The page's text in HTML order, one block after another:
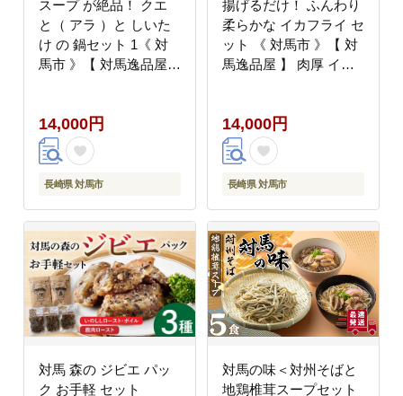
スープ が絶品！ クエ
と（ アラ ）と しいた
け の 鍋セット 1《 対
馬市 》【 対馬逸品屋
14,000円
長崎県 対馬市
揚げるだけ！ ふんわり
柔らかな イカフライ セ
ット 《 対馬市 》【 対
馬逸品屋 】 肉厚 イカ
14,000円
長崎県 対馬市
対馬 森の ジビエ パッ
ク お手軽 セット
対馬の味＜対州そばと
地鶏椎茸スープセット